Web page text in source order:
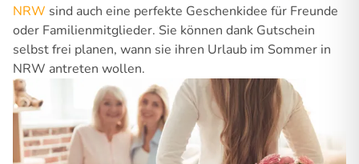
NRW sind auch eine perfekte Geschenkidee für Freunde
oder Familienmitglieder. Sie können dank Gutschein
selbst frei planen, wann sie ihren Urlaub im Sommer in
NRW antreten wollen.